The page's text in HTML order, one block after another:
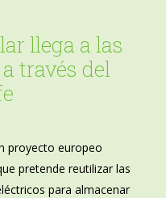
llega a las
través del
proyecto europeo
pretende reutilizar las
para almacenar